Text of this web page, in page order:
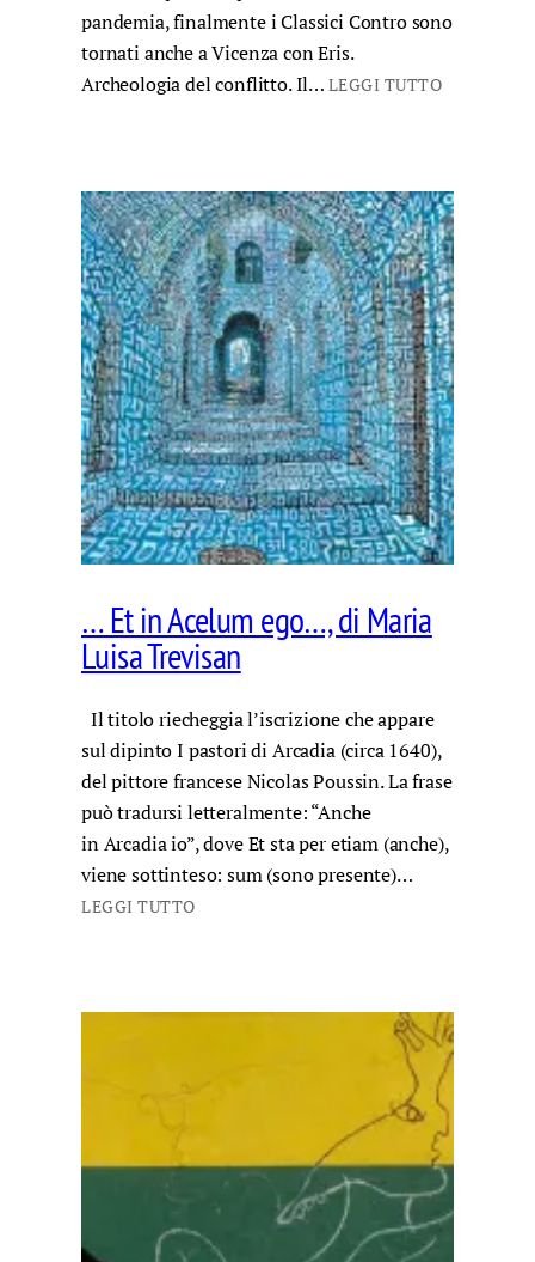
pandemia, finalmente i Classici Contro sono
tornati anche a Vicenza con Eris.
Archeologia del conflitto. Il… LEGGI TUTTO
… Et in Acelum ego…, di Maria
Luisa Trevisan
Il titolo riecheggia l’iscrizione che appare
sul dipinto I pastori di Arcadia (circa 1640),
del pittore francese Nicolas Poussin. La frase
può tradursi letteralmente: “Anche
in Arcadia io”, dove Et sta per etiam (anche),
viene sottinteso: sum (sono presente)…
LEGGI TUTTO